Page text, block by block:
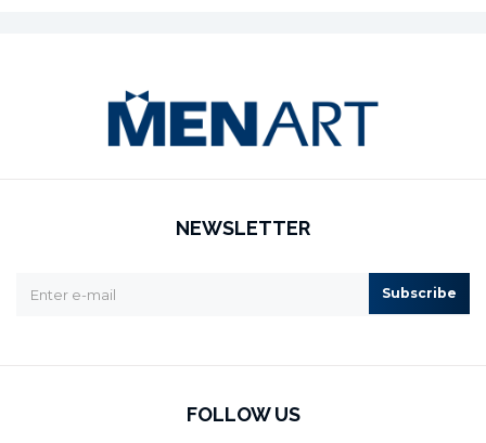
NEWSLETTER
Subscribe
FOLLOW US